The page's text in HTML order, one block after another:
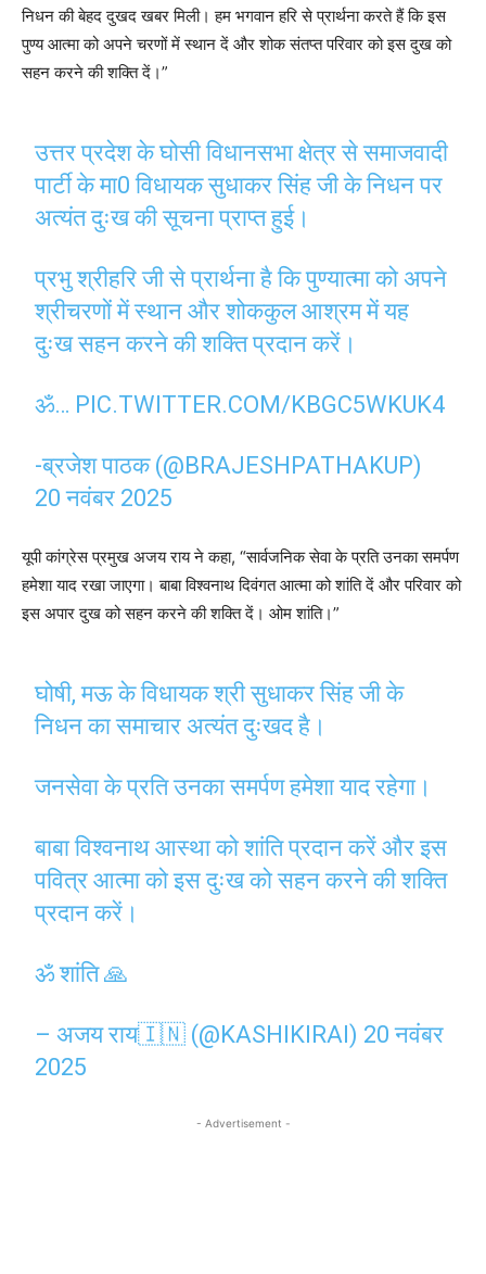
निधन की बेहद दुखद खबर मिली। हम भगवान हरि से प्रार्थना करते हैं कि इस
पुण्य आत्मा को अपने चरणों में स्थान दें और शोक संतप्त परिवार को इस दुख को
सहन करने की शक्ति दें।”
उत्तर प्रदेश के घोसी विधानसभा क्षेत्र से समाजवादी
पार्टी के मा0 विधायक सुधाकर सिंह जी के निधन पर
अत्यंत दुःख की सूचना प्राप्त हुई।
प्रभु श्रीहरि जी से प्रार्थना है कि पुण्यात्मा को अपने
श्रीचरणों में स्थान और शोककुल आश्रम में यह
दुःख सहन करने की शक्ति प्रदान करें।
ॐ… PIC.TWITTER.COM/KBGC5WKUK4
-ब्रजेश पाठक (@BRAJESHPATHAKUP)
20 नवंबर 2025
यूपी कांग्रेस प्रमुख अजय राय ने कहा, “सार्वजनिक सेवा के प्रति उनका समर्पण
हमेशा याद रखा जाएगा। बाबा विश्वनाथ दिवंगत आत्मा को शांति दें और परिवार को
इस अपार दुख को सहन करने की शक्ति दें। ओम शांति।”
घोषी, मऊ के विधायक श्री सुधाकर सिंह जी के
निधन का समाचार अत्यंत दुःखद है।
जनसेवा के प्रति उनका समर्पण हमेशा याद रहेगा।
बाबा विश्वनाथ आस्था को शांति प्रदान करें और इस
पवित्र आत्मा को इस दुःख को सहन करने की शक्ति
प्रदान करें।
ॐ शांति 🙏
– अजय राय🇮🇳 (@KASHIKIRAI) 20 नवंबर
2025
- Advertisement -